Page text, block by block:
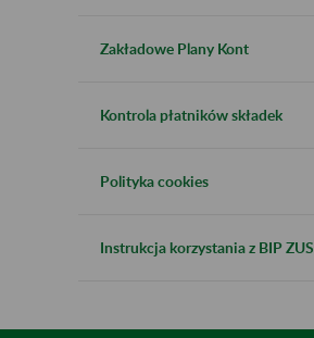
Zakładowe Plany Kont
Kontrola płatników składek
Polityka cookies
Instrukcja korzystania z BIP ZUS